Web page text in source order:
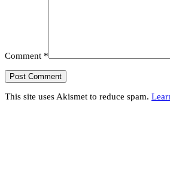
Comment *
This site uses Akismet to reduce spam.